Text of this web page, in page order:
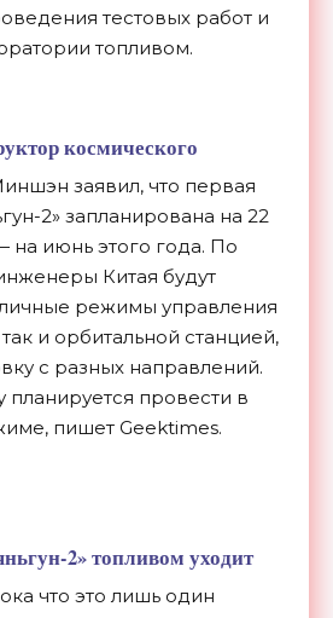
тестовых работ и
топливом.
космического
заявил, что первая
2» запланирована на 22
на июнь этого года. По
Китая будут
режимы управления
и орбитальной станцией,
с разных направлений.
планируется провести в
пишет Geektimes.
2» топливом уходит
что это лишь один